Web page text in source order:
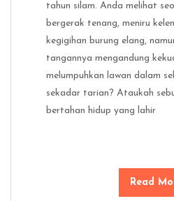
tahun silam. Anda melihat
bergerak tenang, meniru
kegigihan burung elang,
tangannya mengandung
melumpuhkan lawan dalam
sekadar tarian? Ataukah
bertahan hidup yang lahir
Read